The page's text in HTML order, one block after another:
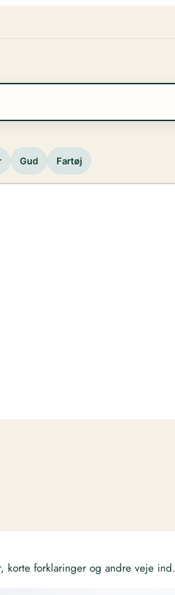
Gud Fartøj
korte forklaringer og andre veje ind.